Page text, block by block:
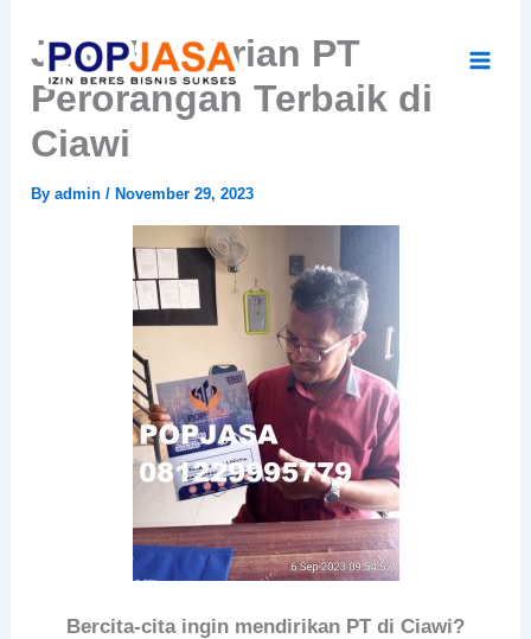
content
Jasa Pendirian PT
Perorangan Terbaik di
Ciawi
Byadmin/November 29, 2023
Bercita-cita ingin mendirikan PT di Ciawi?